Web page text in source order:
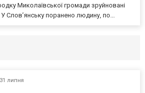
Миколаївської громади зруйновані
Слов’янську поранено людину, по...
31 липня